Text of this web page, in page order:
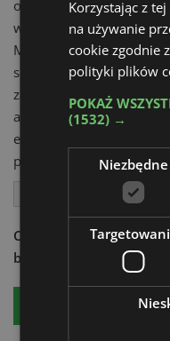
oraz siłowników (3
wodoodporne złącza
Maszyna jest także
serwisowaniu. Dwa
zasobniki w podwoziu
akumulatorów z jednej
elektrycznego z drugiej.
pozostałe punkty
Podnośniki
Chcesz dowiedzieć się
budowlanej - zamów:
Bezpłatny egzemplarz
Korzystając z
na używanie
cookie zgodnie
polityki plików
POKAŻ
(1532) →
Niezbędne